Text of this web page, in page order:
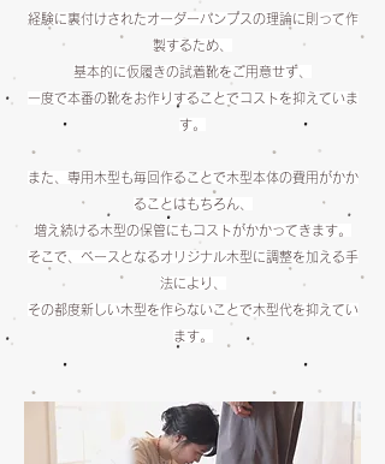
経験に裏付けされたオーダーパンプスの理論に則って作
製するため、
基本的に仮履きの試着靴をご用意せず、
一度で本番の靴をお作りすることでコストを抑えていま
す。
また、専用木型も毎回作ることで木型本体の費用がかか
ることはもちろん、
増え続ける木型の保管にもコストがかかってきます。
そこで、ベースとなるオリジナル木型に調整を加える手
法により、
その都度新しい木型を作らないことで木型代を抑えてい
ます。